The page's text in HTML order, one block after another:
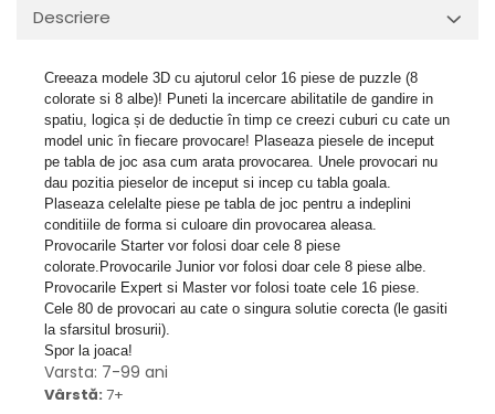
Descriere
Creeaza modele 3D cu ajutorul celor 16 piese de puzzle (8
colorate si 8 albe)! Puneti la incercare abilitatile de gandire in
spatiu, logica și de deductie în timp ce creezi cuburi cu cate un
model unic în fiecare provocare! Plaseaza piesele de inceput
pe tabla de joc asa cum arata provocarea. Unele provocari nu
dau pozitia pieselor de inceput si incep cu tabla goala.
Plaseaza celelalte piese pe tabla de joc pentru a indeplini
conditiile de forma si culoare din provocarea aleasa.
Provocarile Starter vor folosi doar cele 8 piese
colorate.Provocarile Junior vor folosi doar cele 8 piese albe.
Provocarile Expert si Master vor folosi toate cele 16 piese.
Cele 80 de provocari au cate o singura solutie corecta (le gasiti
la sfarsitul brosurii).
Spor la joaca!
Varsta: 7-99 ani
Vârstă: 7+